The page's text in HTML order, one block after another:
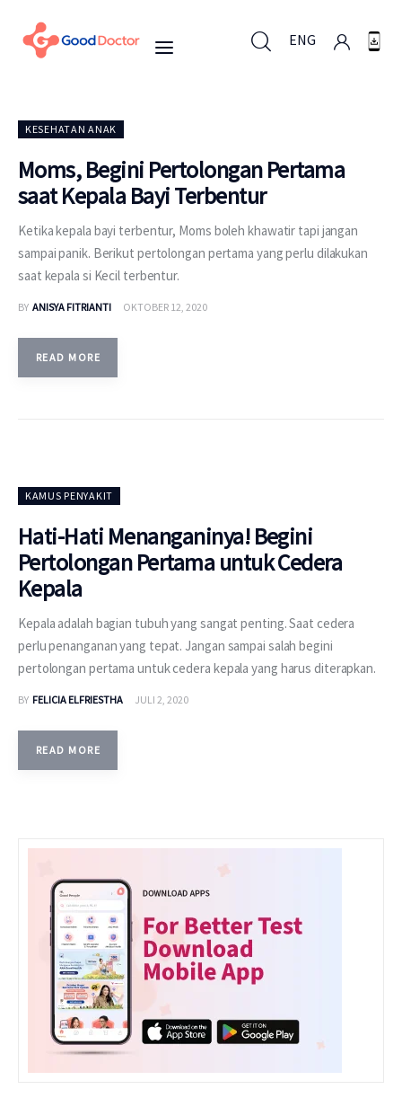
ENG
Untuk Bisnis
Untuk Anda
Berita
Layanan
KESEHATAN ANAK
Moms, Begini Pertolongan Pertama
saat Kepala Bayi Terbentur
Ketika kepala bayi terbentur, Moms boleh khawatir tapi jangan
sampai panik. Berikut pertolongan pertama yang perlu dilakukan
saat kepala si Kecil terbentur.
BY ANISYA FITRIANTI OKTOBER 12, 2020
READ MORE
KAMUS PENYAKIT
Hati-Hati Menanganinya! Begini
Pertolongan Pertama untuk Cedera
Kepala
Kepala adalah bagian tubuh yang sangat penting. Saat cedera
perlu penanganan yang tepat. Jangan sampai salah begini
pertolongan pertama untuk cedera kepala yang harus diterapkan.
BY FELICIA ELFRIESTHA JULI 2, 2020
READ MORE